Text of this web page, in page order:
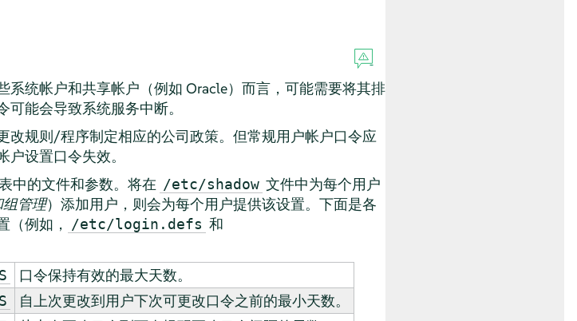
统帐户和共享帐户（例如 Oracle）而言，可能需要将其排
能会导致系统服务中断。
改规则/程序制定相应的公司政策。但常规用户帐户口令应
设置口令失效。
中的文件和参数。将在 /etc/shadow 文件中为每个用户
管理）添加用户，则会为每个用户提供该设置。下面是各
（例如，
/etc/login.defs 和
口令保持有效的最大天数。
自上次更改到用户下次可更改口令之前的最小天数。